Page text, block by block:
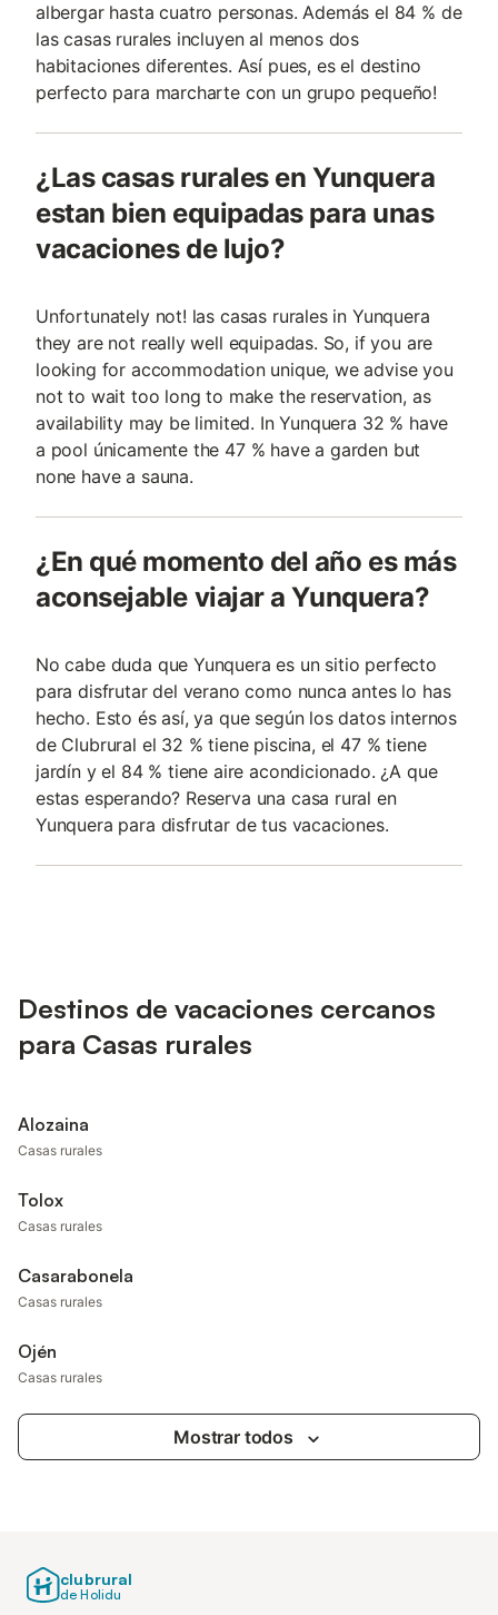
albergar hasta cuatro personas. Además el 84 % de
las casas rurales incluyen al menos dos
habitaciones diferentes. Así pues, es el destino
perfecto para marcharte con un grupo pequeño!
¿Las casas rurales en Yunquera
estan bien equipadas para unas
vacaciones de lujo?
Unfortunately not! las casas rurales in Yunquera
they are not really well equipadas. So, if you are
looking for accommodation unique, we advise you
not to wait too long to make the reservation, as
availability may be limited. In Yunquera 32 % have
a pool únicamente the 47 % have a garden but
none have a sauna.
¿En qué momento del año es más
aconsejable viajar a Yunquera?
No cabe duda que Yunquera es un sitio perfecto
para disfrutar del verano como nunca antes lo has
hecho. Esto és así, ya que según los datos internos
de Clubrural el 32 % tiene piscina, el 47 % tiene
jardín y el 84 % tiene aire acondicionado. ¿A que
estas esperando? Reserva una casa rural en
Yunquera para disfrutar de tus vacaciones.
Destinos de vacaciones cercanos
para Casas rurales
Alozaina
Casas rurales
Tolox
Casas rurales
Casarabonela
Casas rurales
Ojén
Casas rurales
Mostrar todos
clubrural
de Holidu